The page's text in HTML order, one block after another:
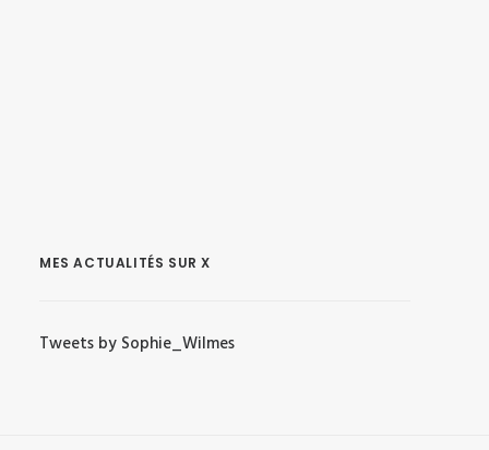
MES ACTUALITÉS SUR X
Tweets by Sophie_Wilmes